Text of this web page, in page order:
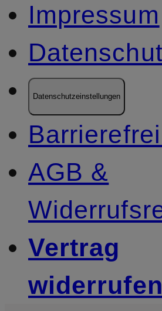
Impressum
Datenschutzeinstellungen
AGB &
Vertrag
widerrufen